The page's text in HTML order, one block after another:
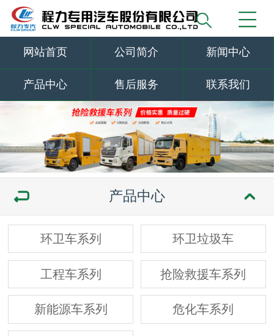
网站首页 公司简介 新闻中心
产品中心 售后服务 联系我们
产品中心
环卫车系列 环卫垃圾车
工程车系列 抢险救援车系列
新能源车系列 危化车系列